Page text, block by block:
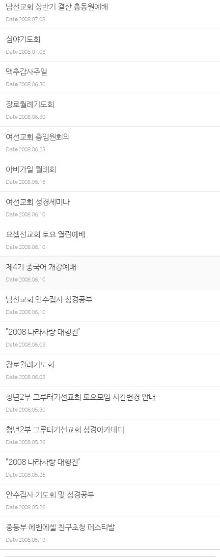
남선교회 상반기 결산 총동원예배
Date2008.07.08
심야기도회
Date2008.07.08
맥추감사주일
Date2008.06.30
장로월례기도회
Date2008.06.30
여선교회 총임원회의
Date2008.06.23
아비가일 월례회
Date2008.06.16
여선교회 성경세미나
Date2008.06.10
요셉선교회 토요 열린예배
Date2008.06.10
제4기 중국어 개강예배
Date 2008.06.10
남선교회 안수집사 성경공부
Date2008.06.10
"2008 나라사랑 대행진"
Date2008.06.03
장로월례기도회
Date2008.06.03
청년2부 그루터기선교회 토요모임 시간변경 안내
Date2008.05.30
청년2부 그루터기선교회 성경아카데미
Date2008.05.26
"2008 나라사랑 대행진"
Date2008.05.26
안수집사 기도회 및 성경공부
Date2008.05.26
중등부 에벤에셀 친구초청 페스티발
Date2008.05.19